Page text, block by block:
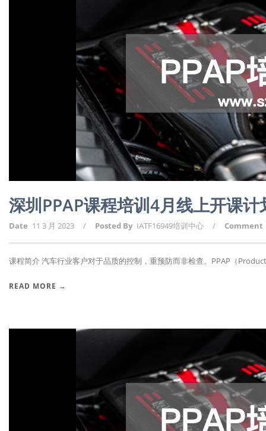
深圳PPAP课程培训4月线上开课
Date 11 3 月 2023 / Posted By IATF16949培训中心 / Comment
课程简介 汽车行业客户对于品质的控制，重预防而非检查。PPAP（
READ MORE →